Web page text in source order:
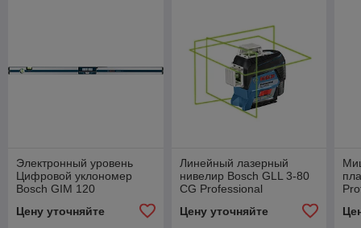
Электронный уровень
Цифровой уклономер
Bosch GIM 120
Цену уточняйте
Линейный лазерный
нивелир Bosch GLL 3-80
CG Professional
Цену уточняйте